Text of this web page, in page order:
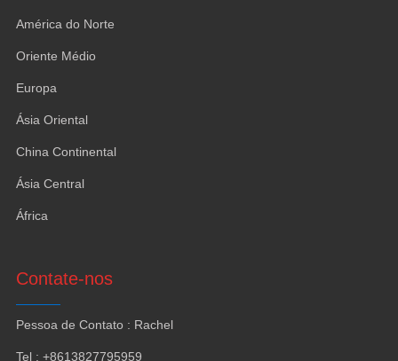
América do Norte
Oriente Médio
Europa
Ásia Oriental
China Continental
Ásia Central
África
Contate-nos
Pessoa de Contato : Rachel
Tel : +8613827795959